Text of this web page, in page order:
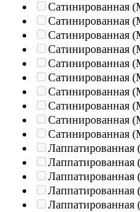
Сатинированная
Сатинированная
Сатинированная
Сатинированная
Сатинированная
Сатинированная
Сатинированная
Сатинированная
Сатинированная
Сатинированная
Лаппатированная
Лаппатированная
Лаппатированная
Лаппатированная
Лаппатированная